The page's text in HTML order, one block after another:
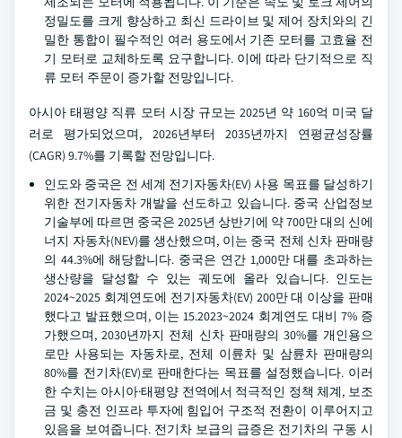
정밀도를 크게 향상하고 최신 드라이브 및 제어 장치와의 긴
밀한 통합이 필수적인 여러 용도에서 기존 모터를 고효율 전
기 모터로 교체하도록 요구합니다. 이에 따라 단기적으로 직
류 모터 주문이 증가할 전망입니다.
아시아 태평양 직류 모터 시장 규모는 2025년 약 160억 미국 달
러로 평가되었으며, 2026년부터 2035년까지 연평균성장률
(CAGR) 9.7%를 기록할 전망입니다.
인도와 중국은 전 세계 전기자동차(EV) 사용 목표를 달성하기
위한 전기자동차 개발을 선도하고 있습니다. 중국 산업정보
기술부에 따르면 중국은 2025년 상반기에 약 700만 대의 신에
너지 자동차(NEV)를 생산했으며, 이는 중국 전체 신차 판매량
의 44.3%에 해당합니다. 중국은 연간 1,000만 대를 초과하는
생산량을 달성할 수 있는 궤도에 올라 있습니다. 인도는
2024~2025 회계연도에 전기자동차(EV) 200만 대 이상을 판매
했다고 발표했으며, 이는 15.2023~2024 회계연도 대비 7% 증
가했으며, 2030년까지 전체 신차 판매량의 30%를 개인용으
로만 사용되는 자동차로, 전체 이륜차 및 삼륜차 판매량의
80%를 전기차(EV)로 판매한다는 목표를 설정했습니다. 이러
한 수치는 아시아·태평양 전역에서 적극적인 정책 체계, 보조
금 및 충전 인프라 투자에 힘입어 구조적 전환이 이루어지고
있음을 보여줍니다. 전기차 보급의 급증은 전기차의 구동 시